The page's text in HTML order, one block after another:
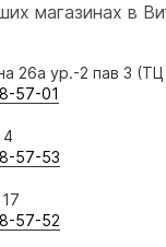
магазинах в
26а ур.-2 пав 3
57-01
4
57-53
57-52